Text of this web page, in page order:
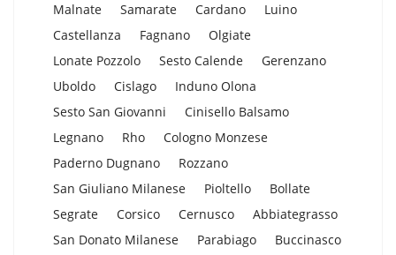
Malnate
Samarate Cardano
Luino
Castellanza
Fagnano
Olgiate
Lonate Pozzolo
Sesto Calende
Gerenzano
Uboldo
Cislago
Induno Olona
Sesto San Giovanni
Cinisello Balsamo
Legnano
Rho
Cologno Monzese
Paderno Dugnano
Rozzano
San Giuliano Milanese
Pioltello
Bollate
Segrate
Corsico Cernusco
Abbiategrasso
San Donato Milanese
Parabiago
Buccinasco